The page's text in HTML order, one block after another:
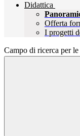
Didattica
Offerta
I progetti
Campo di ricerca per